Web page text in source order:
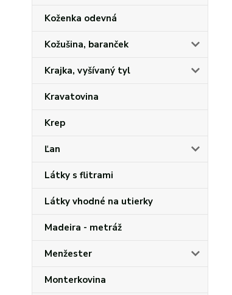
Koženka odevná
Kožušina, baranček
Krajka, vyšívaný tyl
Kravatovina
Krep
Ľan
Látky s flitrami
Látky vhodné na utierky
Madeira - metráž
Menžester
Monterkovina